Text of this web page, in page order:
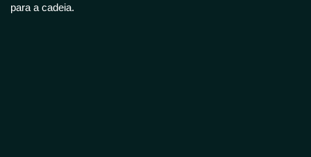
para a cadeia.